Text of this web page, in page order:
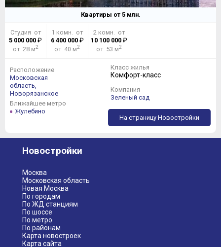
Квартиры от 5млн.
Студия от
5 000 000 ₽
от 28 м2
1 комн. от
6 400 000₽
от 40 м2
2 комн. от
10 100 000₽
от 53 м2
Расположение
Московская
область,
Новорязанское
Ближайшее метро
Жулебино
Класс жилья
Комфорт-класс
Компания
Зеленый сад
На страницу Новостройки
Новостройки
Москва
Московская область
Новая Москва
По городам
По ЖД станциям
По шоссе
По метро
По районам
Карта новостроек
Карта сайта